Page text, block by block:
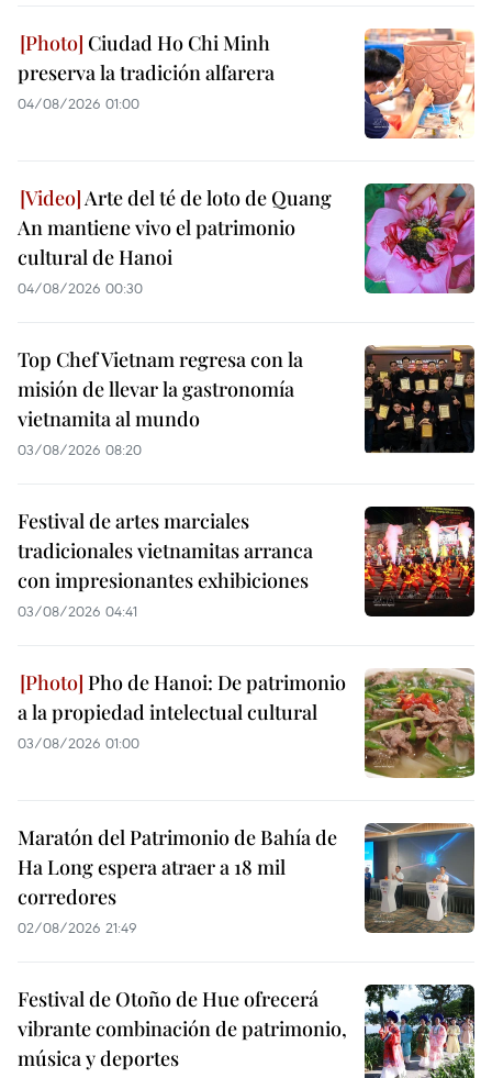
Ciudad Ho Chi Minh
preserva la tradición alfarera
04/08/2026 01:00
Arte del té de loto de Quang
An mantiene vivo el patrimonio
cultural de Hanoi
04/08/2026 00:30
Top Chef Vietnam regresa con la
misión de llevar la gastronomía
vietnamita al mundo
03/08/2026 08:20
Festival de artes marciales
tradicionales vietnamitas arranca
con impresionantes exhibiciones
03/08/2026 04:41
Pho de Hanoi: De patrimonio
a la propiedad intelectual cultural
03/08/2026 01:00
Maratón del Patrimonio de Bahía de
Ha Long espera atraer a 18 mil
corredores
02/08/2026 21:49
Festival de Otoño de Hue ofrecerá
vibrante combinación de patrimonio,
música y deportes